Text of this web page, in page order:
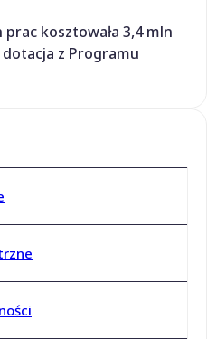
kosztowała 3,4 mln
z Programu